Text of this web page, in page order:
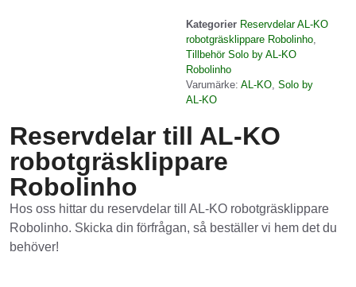
Kategorier Reservdelar AL-KO
robotgräsklippare Robolinho,
Tillbehör Solo by AL-KO
Robolinho
Varumärke: AL-KO, Solo by
AL-KO
Reservdelar till AL-KO
robotgräsklippare
Robolinho
Hos oss hittar du reservdelar till AL-KO robotgräsklippare
Robolinho. Skicka din förfrågan, så beställer vi hem det du
behöver!